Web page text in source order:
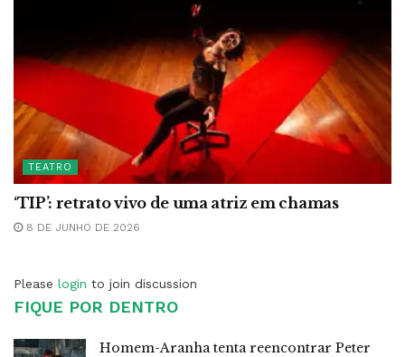
TEATRO
‘TIP’: retrato vivo de uma atriz em chamas
8 DE JUNHO DE 2026
Please login to join discussion
FIQUE POR DENTRO
Homem-Aranha tenta reencontrar Peter